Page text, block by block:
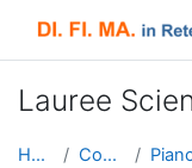
Lauree
Home Courses